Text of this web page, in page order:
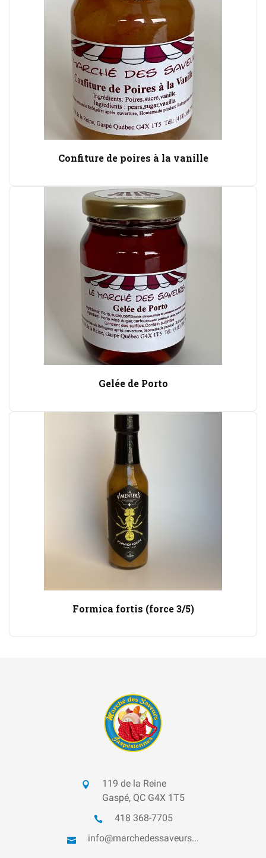
Confiture de poires à la vanille
Gelée de Porto
Formica fortis (force 3/5)
119 de la Reine
Gaspé, QC G4X 1T5
418 368-7705
info@marchedessaveurs...